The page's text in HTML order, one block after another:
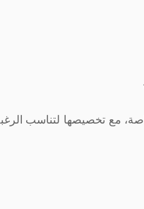
مع تخصيصها لتناسب